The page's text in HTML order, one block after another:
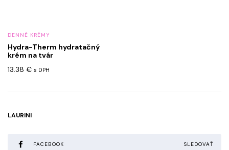
DENNÉ KRÉMY
Hydra-Therm hydratačný
krém na tvár
13.38 € s DPH
LAURINI
FACEBOOK SLEDOVAŤ